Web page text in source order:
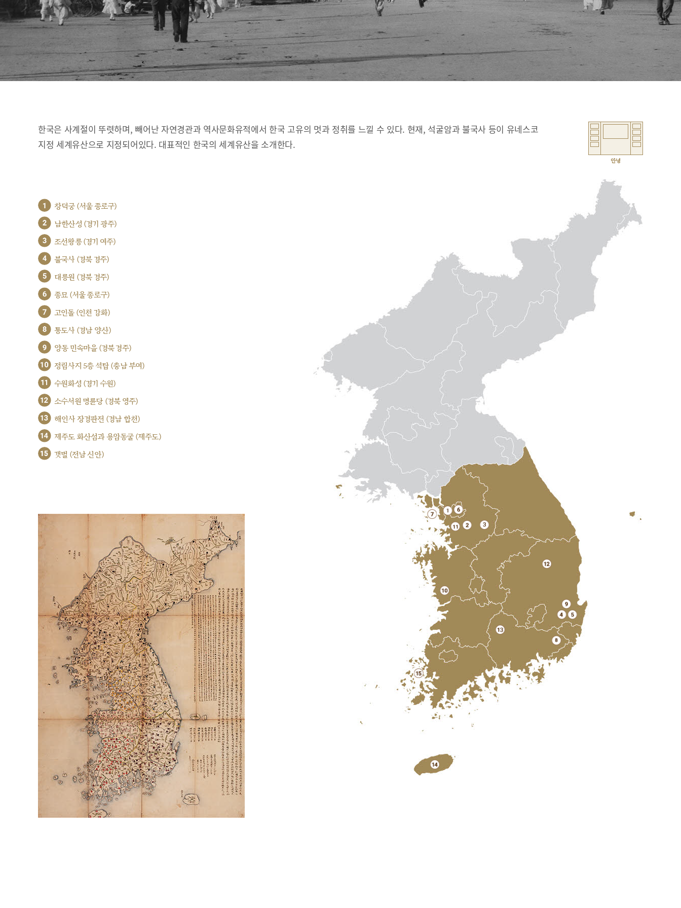
한국은 사계절이 뚜렷하며, 빼어난 자연경관과 역사문화유적에서 한국 고유의 멋과 정취를 느낄 수 있다. 현재, 석굴암과 불국사 등이 유네스코
지정 세계유산으로 지정되어있다. 대표적인 한국의 세계유산을 소개한다.
안녕
1 창덕궁 (서울 종로구)
2 남한산성 (경기 광주)
3 조선왕릉 (경기 여주)
4 불국사 (경북 경주)
5 대릉원 (경북 경주)
6 종묘 (서울 종로구)
7 고인돌 (인천 강화)
8 통도사 (경남 양산)
9 양동 민속마을 (경북 경주)
10 정림사지 5층 석탑 (충남 부여)
11 수원화성 (경기 수원)
12 소수서원 명륜당 (경북 영주)
13 해인사 장경판전 (경남 합천)
14 제주도 화산섬과 용암동굴 (제주도)
15 갯벌 (전남 신안)